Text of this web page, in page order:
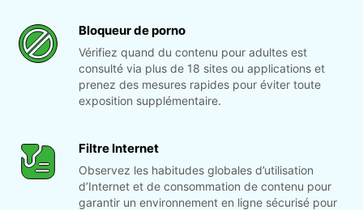
Bloqueur de porno
Vérifiez quand du contenu pour adultes est
consulté via plus de 18 sites ou applications et
prenez des mesures rapides pour éviter toute
exposition supplémentaire.
Filtre Internet
Observez les habitudes globales d’utilisation
d’Internet et de consommation de contenu pour
garantir un environnement en ligne sécurisé pour